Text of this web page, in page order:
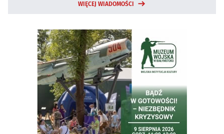
WIĘCEJ WIADOMOŚCI